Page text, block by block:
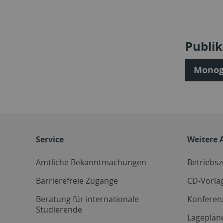
Service
Amtliche Bekanntmachungen
Barrierefreie Zugänge
Beratung für internationale
Studierende
Weitere
CD-